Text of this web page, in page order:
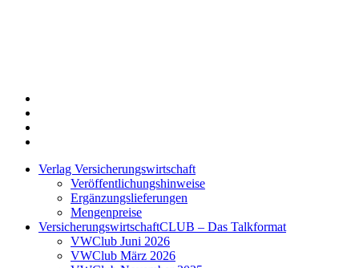
Verlag Versicherungswirtschaft
Veröffentlichungshinweise
Ergänzungslieferungen
Mengenpreise
VersicherungswirtschaftCLUB – Das Talkformat
VWClub Juni 2026
VWClub März 2026